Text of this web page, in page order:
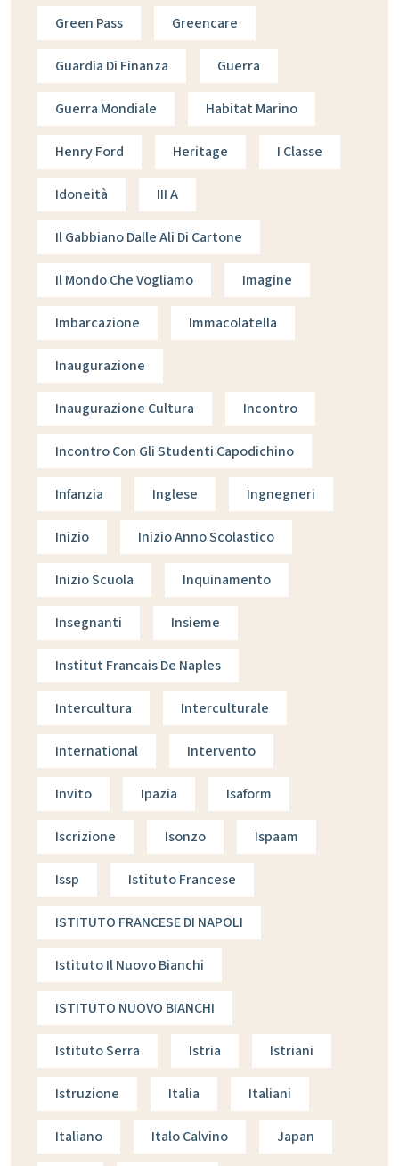
Green Pass Greencare
Guardia Di Finanza Guerra
Guerra Mondiale Habitat Marino
Henry Ford Heritage I Classe
Idoneità III A
Il Gabbiano Dalle Ali Di Cartone
Il Mondo Che Vogliamo Imagine
Imbarcazione Immacolatella
Inaugurazione
Inaugurazione Cultura Incontro
Incontro Con Gli Studenti Capodichino
Infanzia Inglese Ingnegneri
Inizio Inizio Anno Scolastico
Inizio Scuola Inquinamento
Insegnanti Insieme
Institut Francais De Naples
Intercultura Interculturale
International Intervento
Invito Ipazia Isaform
Iscrizione Isonzo Ispaam
Issp Istituto Francese
ISTITUTO FRANCESE DI NAPOLI
Istituto Il Nuovo Bianchi
ISTITUTO NUOVO BIANCHI
Istituto Serra Istria Istriani
Istruzione Italia Italiani
Italiano Italo Calvino Japan